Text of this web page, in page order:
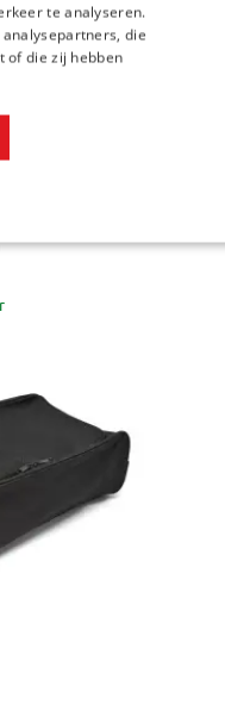
te analyseren.
die
of die zij hebben